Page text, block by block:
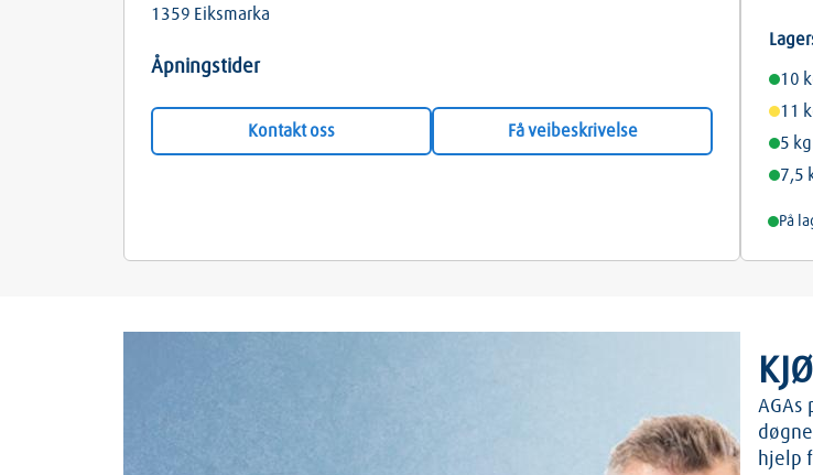
1359 Eiksmarka
Åpningstider
Kontakt oss Få veibeskrivelse
10
11
5
7,5
På
AGAs
hjelp